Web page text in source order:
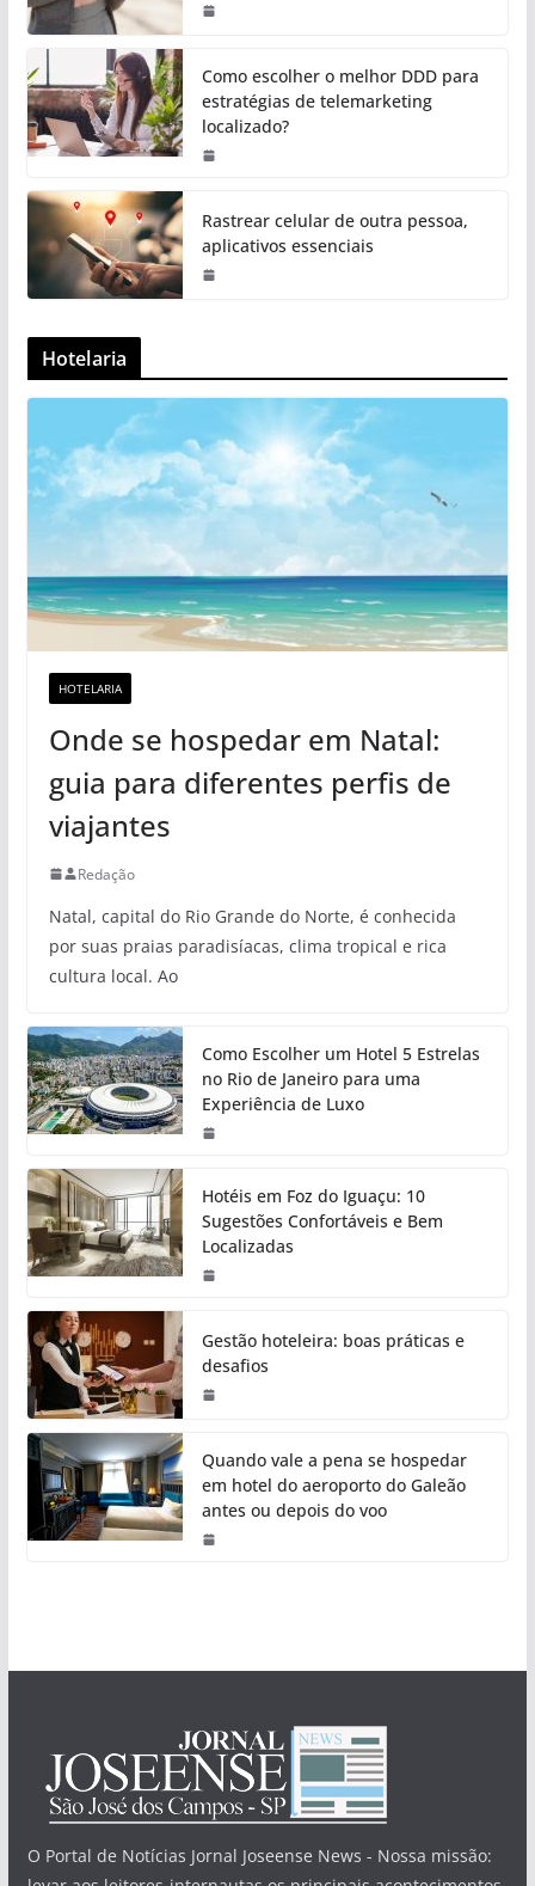
Como escolher o melhor DDD para
estratégias de telemarketing
localizado?
Rastrear celular de outra pessoa,
aplicativos essenciais
Hotelaria
HOTELARIA
Onde se hospedar em Natal:
guia para diferentes perfis de
viajantes
Redação
Natal, capital do Rio Grande do Norte, é conhecida
por suas praias paradisíacas, clima tropical e rica
cultura local. Ao
Como Escolher um Hotel 5 Estrelas
no Rio de Janeiro para uma
Experiência de Luxo
Hotéis em Foz do Iguaçu: 10
Sugestões Confortáveis e Bem
Localizadas
Gestão hoteleira: boas práticas e
desafios
Quando vale a pena se hospedar
em hotel do aeroporto do Galeão
antes ou depois do voo
O Portal de Notícias Jornal Joseense News - Nossa missão: